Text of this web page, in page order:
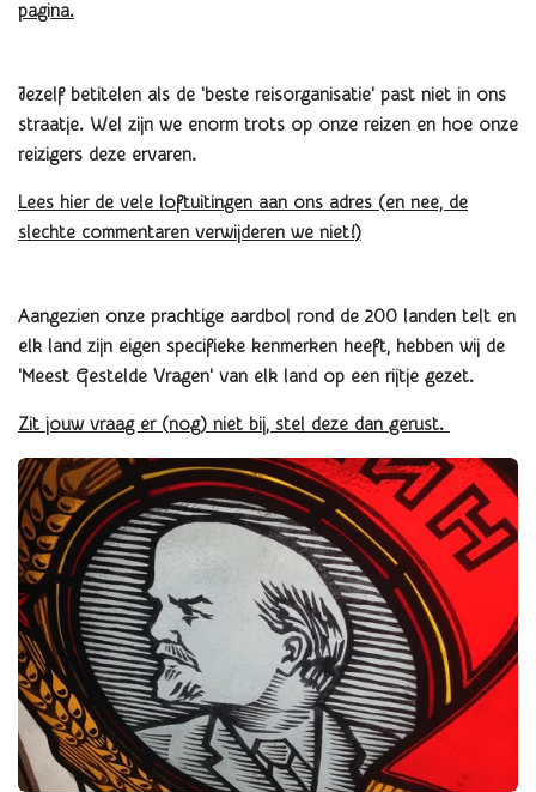
pagina.
Jezelf betitelen als de 'beste reisorganisatie' past niet in ons
straatje. Wel zijn we enorm trots op onze reizen en hoe onze
reizigers deze ervaren.
Lees hier de vele loftuitingen aan ons adres (en nee, de
slechte commentaren verwijderen we niet!)
Aangezien onze prachtige aardbol rond de 200 landen telt en
elk land zijn eigen specifieke kenmerken heeft, hebben wij de
'Meest Gestelde Vragen' van elk land op een rijtje gezet.
Zit jouw vraag er (nog) niet bij, stel deze dan gerust.